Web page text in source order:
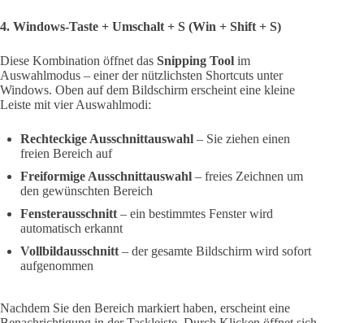
4. Windows-Taste + Umschalt + S (Win + Shift + S)
Diese Kombination öffnet das Snipping Tool im
Auswahlmodus – einer der nützlichsten Shortcuts unter
Windows. Oben auf dem Bildschirm erscheint eine kleine
Leiste mit vier Auswahlmodi:
Rechteckige Ausschnittauswahl – Sie ziehen einen
freien Bereich auf
Freiformige Ausschnittauswahl – freies Zeichnen um
den gewünschten Bereich
Fensterausschnitt – ein bestimmtes Fenster wird
automatisch erkannt
Vollbildausschnitt – der gesamte Bildschirm wird sofort
aufgenommen
Nachdem Sie den Bereich markiert haben, erscheint eine